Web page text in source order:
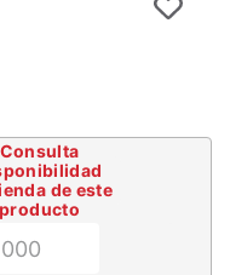
Consulta
de este
producto